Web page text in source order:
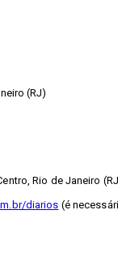
(RJ)
Rio de Janeiro
diarios (é